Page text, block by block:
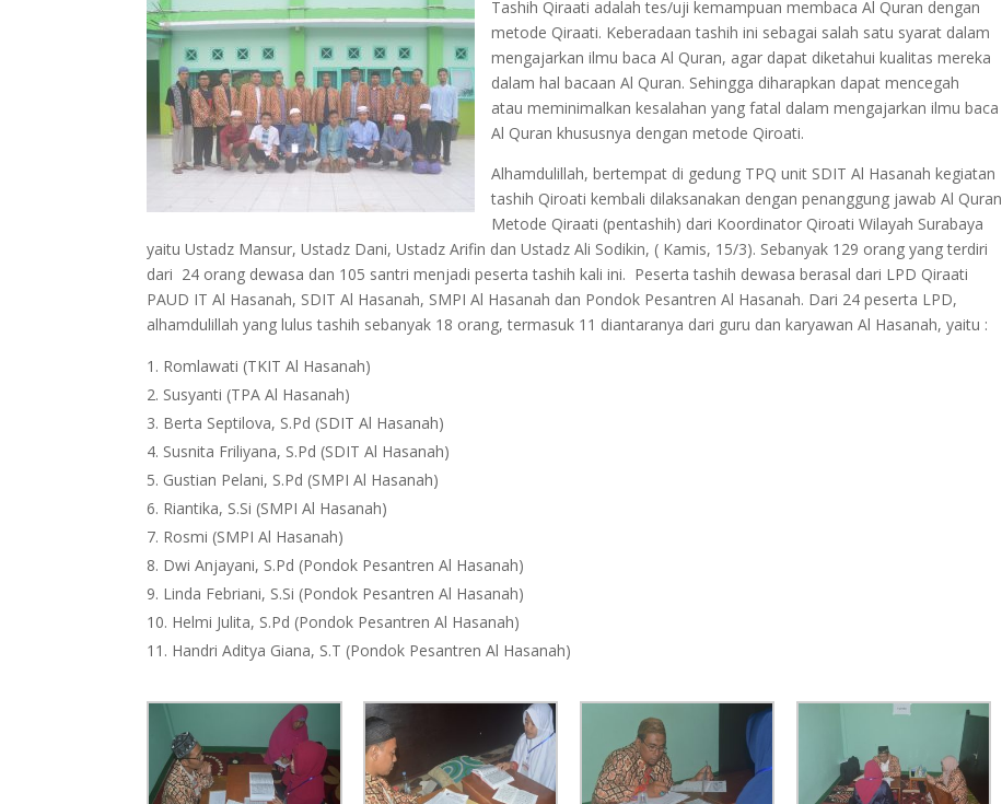
Tashih Qiraati adalah tes/uji kemampuan membaca Al Quran dengan
metode Qiraati. Keberadaan tashih ini sebagai salah satu syarat dalam
mengajarkan ilmu baca Al Quran, agar dapat diketahui kualitas mereka
dalam hal bacaan Al Quran. Sehingga diharapkan dapat mencegah
atau meminimalkan kesalahan yang fatal dalam mengajarkan ilmu baca
Al Quran khususnya dengan metode Qiroati.
Alhamdulillah, bertempat di gedung TPQ unit SDIT Al Hasanah kegiatan
tashih Qiroati kembali dilaksanakan dengan penanggung jawab Al Quran
Metode Qiraati (pentashih) dari Koordinator Qiroati Wilayah Surabaya
yaitu Ustadz Mansur, Ustadz Dani, Ustadz Arifin dan Ustadz Ali Sodikin, ( Kamis, 15/3). Sebanyak 129 orang yang terdiri
dari 24 orang dewasa dan 105 santri menjadi peserta tashih kali ini. Peserta tashih dewasa berasal dari LPD Qiraati
PAUD IT Al Hasanah, SDIT Al Hasanah, SMPI Al Hasanah dan Pondok Pesantren Al Hasanah. Dari 24 peserta LPD,
alhamdulillah yang lulus tashih sebanyak 18 orang, termasuk 11 diantaranya dari guru dan karyawan Al Hasanah, yaitu :
Romlawati (TKIT Al Hasanah)
Susyanti (TPA Al Hasanah)
Berta Septilova, S.Pd (SDIT Al Hasanah)
Susnita Friliyana, S.Pd (SDIT Al Hasanah)
Gustian Pelani, S.Pd (SMPI Al Hasanah)
Riantika, S.Si (SMPI Al Hasanah)
Rosmi (SMPI Al Hasanah)
Dwi Anjayani, S.Pd (Pondok Pesantren Al Hasanah)
Linda Febriani, S.Si (Pondok Pesantren Al Hasanah)
Helmi Julita, S.Pd (Pondok Pesantren Al Hasanah)
Handri Aditya Giana, S.T (Pondok Pesantren Al Hasanah)